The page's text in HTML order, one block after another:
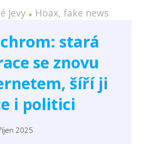
jevy Hoax, fake news
stará
se znovu
šíří ji
i politici
2025